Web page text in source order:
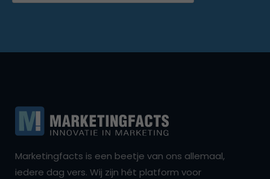
Marketingfacts is een beetje van ons allemaal,
iedere dag vers. Wij zijn hét platform voor